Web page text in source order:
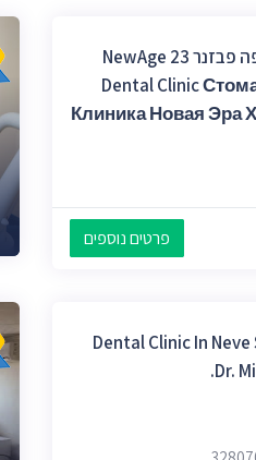
מרפאת שיניים חיפה פבזנר 23 NewAge
Dental Clinic
Клиника Новая Эра
פרטים נוספים
Dental Clinic In
Dr.